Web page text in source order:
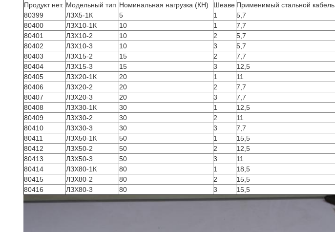
Продукт нет. Модельный тип Номинальная нагрузка (КН) Шеаве Применимый стальной кабель
80399
ЛЗХ5-1К 5 1
5,7
80400
ЛЗХ10-1К 10 1
7,7
80401
ЛЗХ10-2 10 2
5,7
80402
ЛЗХ10-3 10 3
5,7
80403
ЛЗХ15-2 15 2
7,7
80404
ЛЗХ15-3 15 3
12,5
80405
ЛЗХ20-1К 20 1
11
80406
ЛЗХ20-2 20 2
7,7
80407
ЛЗХ20-3 20 3
7,7
80408
ЛЗХ30-1К 30 1
12,5
80409
ЛЗХ30-2 30 2
11
80410
ЛЗХ30-3 30 3
7,7
80411
ЛЗХ50-1К 50 1
15,5
80412
ЛЗХ50-2 50 2
12,5
80413
ЛЗХ50-3 50 3
11
80414
ЛЗХ80-1К 80 1
18,5
80415
ЛЗХ80-2 80 2
15,5
80416
ЛЗХ80-3 80 3 15,5